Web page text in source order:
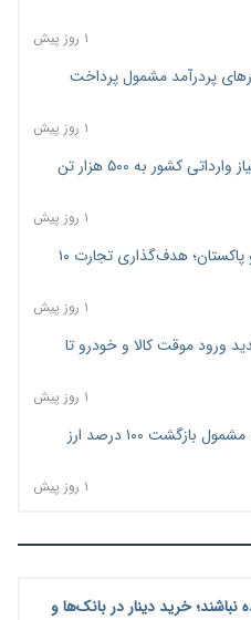
۱ روز پیش
پردرآمد مشمول پرداخت
۱ روز پیش
پیش‌بینی افزایش تولید برنج؛ نیاز وارداتی کشور به ۵۰۰ هزار تن
۱ روز پیش
امضای تفاهم‌نامه تجاری ایران و پاکستان؛ هدف‌گذاری تجارت ۱۰
۱ روز پیش
ورود موقت کالا و خودرو تا
۱ روز پیش
فهرست کالاهای فولادی و فلزات مشمول بازگشت ۱۰۰ درصد ارز
۱ روز پیش
نباشند؛ خرید دینار در بانک‌ها و